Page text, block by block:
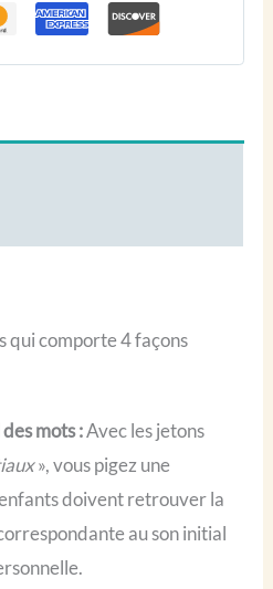
qui comporte 4 façons
mots :Avec les jetons
», vous pigez une
doivent retrouver la
au son initial